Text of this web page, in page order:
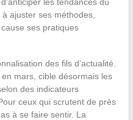
ajuster ses méthodes,
ses pratiques
des fils d’actualité.
mars, cible désormais les
des indicateurs
ceux qui scrutent de près
à se faire sentir. La